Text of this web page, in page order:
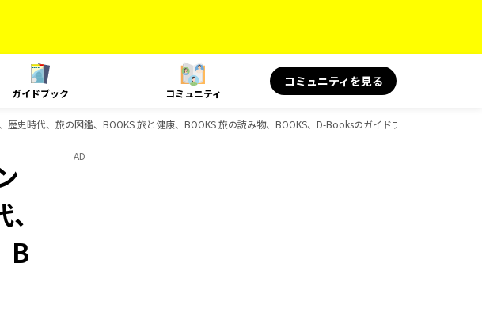
ガイドブック コミュニティ
コミュニティを見る
時代、旅の図鑑、BOOKS 旅と健康、BOOKS 旅の読み物、BOOKS、D-Booksのガイドブック一覧
B
AD